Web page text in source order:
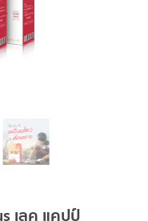
เลค แคปป์